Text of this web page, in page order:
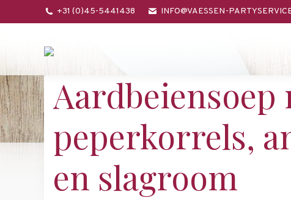
+31 (0)45-5441438 INFO@VAESSEN-
Aardbeiensoep
peperkorrels,
en slagroom